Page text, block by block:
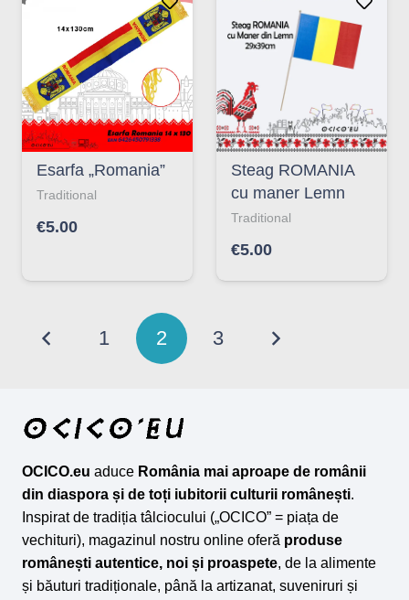
Esarfa „Romania”
Traditional
€5.00
Steag ROMANIA
cu maner Lemn
Traditional
€5.00
1 2 3
OCICO.eu aduce România mai aproape de românii
din diaspora și de toți iubitorii culturii românești.
Inspirat de tradiția tâlciocului („OCICO” = piața de
vechituri), magazinul nostru online oferă produse
românești autentice, noi și proaspete, de la alimente
și băuturi tradiționale, până la artizanat, suveniruri și